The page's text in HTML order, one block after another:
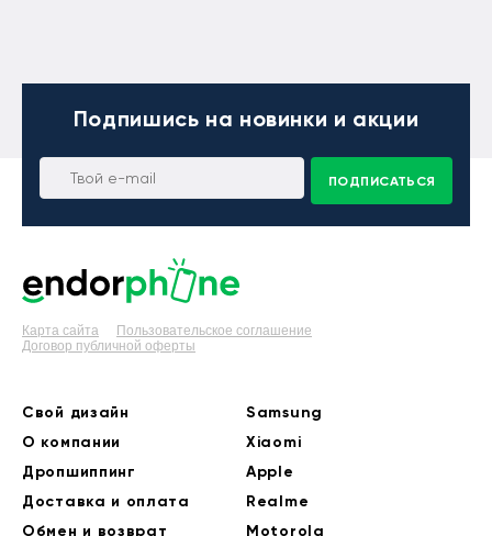
Подпишись на новинки и акции
ПОДПИСАТЬСЯ
Карта сайта
Пользовательское соглашение
Договор публичной оферты
Свой дизайн
О компании
Дропшиппинг
Доставка и оплата
Обмен и возврат
Samsung
Xiaomi
Apple
Realme
Motorola